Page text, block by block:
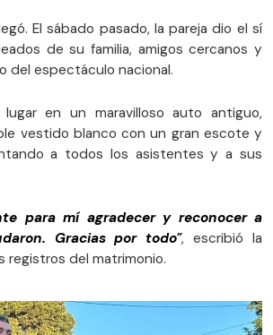
El sábado pasado, la pareja dio el sí
de su familia, amigos cercanos y
del espectáculo nacional.
en un maravilloso auto antiguo,
vestido blanco con un gran escote y
a todos los asistentes y a sus
para mí agradecer y reconocer a
Gracias por todo", escribió la
registros del matrimonio.